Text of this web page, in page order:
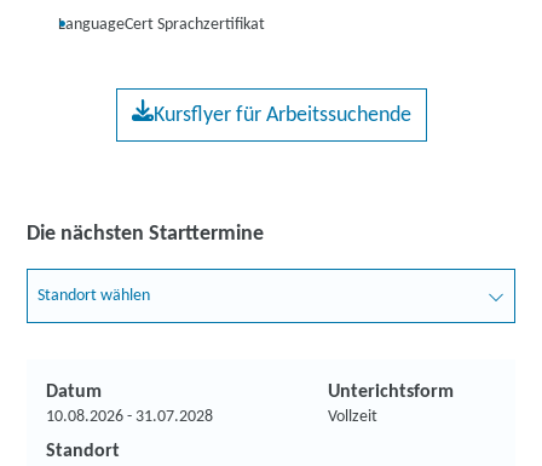
LanguageCert Sprachzertifikat
Kursflyer für Arbeitssuchende
Die nächsten Starttermine
Standort wählen
Datum
10.08.2026 - 31.07.2028
Unterichtsform
Vollzeit
Standort